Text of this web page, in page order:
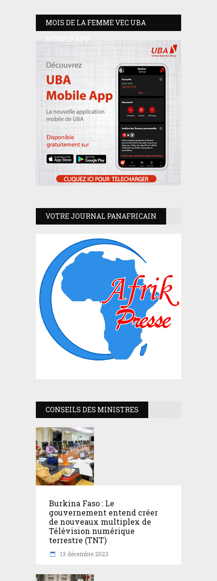
MOIS DE LA FEMME VEC UBA
MOBILE APP
VOTRE JOURNAL PANAFRICAIN
CONSEILS DES MINISTRES
Burkina Faso : Le
gouvernement entend créer
de nouveaux multiplex de
Télévision numérique
terrestre (TNT)
13 décembre 2023